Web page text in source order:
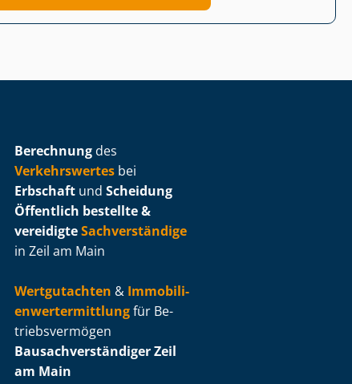
Berechnung des
Verkehrswertes bei
Erbschaft und Scheidung
Öffentlich bestellte &
vereidigteSachverständige
in Zeil am Main
Wertgutachten & Im­mo­bi­li­
en­wert­ermitt­lungfür Be­
triebs­ver­mö­gen
Bau­sach­ver­stän­di­ger Zeil
am Main